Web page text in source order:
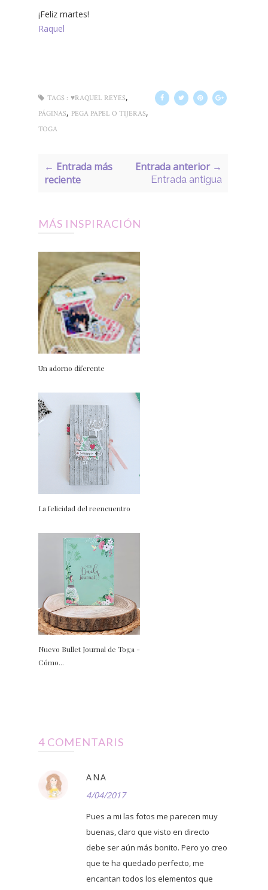
¡Feliz martes!
Raquel
TAGS : ♥RAQUEL REYES,
PÁGINAS, PEGA PAPEL O TIJERAS,
TOGA
← Entrada más
reciente
Entrada anterior →
Entrada antigua
MÁS INSPIRACIÓN
Un adorno diferente
La felicidad del reencuentro
Nuevo Bullet Journal de Toga -
Cómo...
4 COMENTARIS
ANA
4/04/2017
Pues a mi las fotos me parecen muy
buenas, claro que visto en directo
debe ser aún más bonito. Pero yo creo
que te ha quedado perfecto, me
encantan todos los elementos que